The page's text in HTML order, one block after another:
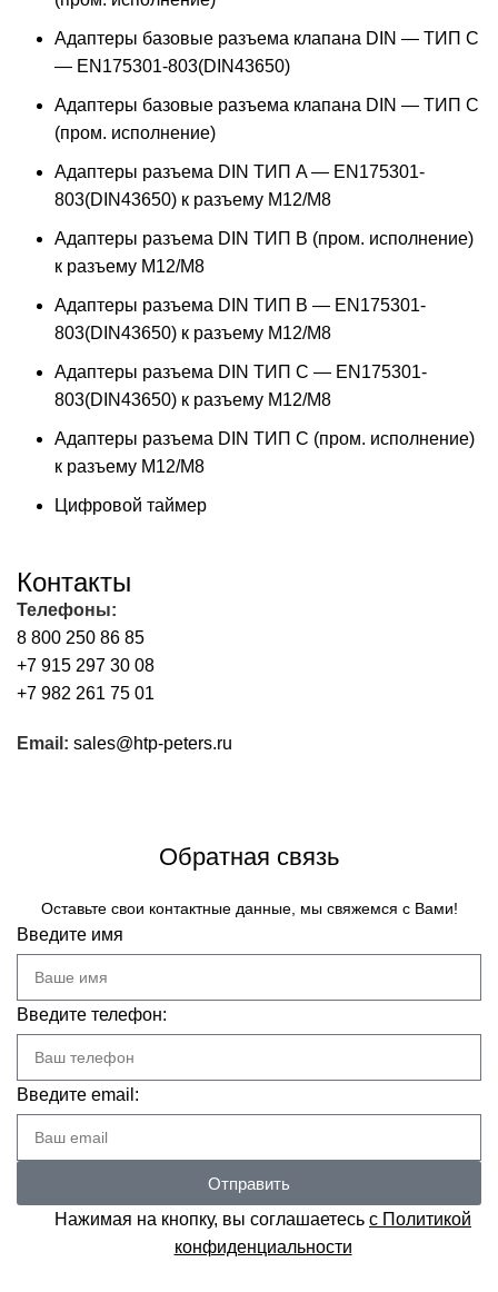
Адаптеры базовые разъема клапана DIN — ТИП C
— EN175301-803(DIN43650)
Адаптеры базовые разъема клапана DIN — ТИП C
(пром. исполнение)
Адаптеры разъема DIN ТИП A — EN175301-
803(DIN43650) к разъему M12/M8
Адаптеры разъема DIN ТИП B (пром. исполнение)
к разъему M12/M8
Адаптеры разъема DIN ТИП B — EN175301-
803(DIN43650) к разъему M12/M8
Адаптеры разъема DIN ТИП C — EN175301-
803(DIN43650) к разъему M12/M8
Адаптеры разъема DIN ТИП C (пром. исполнение)
к разъему M12/M8
Цифровой таймер
Контакты
Телефоны:
8 800 250 86 85
+7 915 297 30 08
+7 982 261 75 01
Email: sales@htp-peters.ru
Обратная связь
Оставьте свои контактные данные, мы свяжемся с Вами!
Введите имя
Введите телефон:
Введите email:
Отправить
Нажимая на кнопку, вы соглашаетесь с Политикой
конфиденциальности